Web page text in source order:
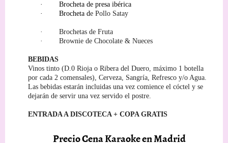
·
Brocheta de presa ibérica
·
Brocheta de Pollo Satay
·
Brochetas de Fruta
·
Brownie de Chocolate & Nueces
BEBIDAS
Vinos tinto (D.0 Rioja o Ribera del Duero, máximo 1 botella
por cada 2 comensales), Cerveza, Sangría, Refresco y/o Agua.
Las bebidas estarán incluidas una vez comience el cóctel y se
dejarán de servir una vez servido el postre.
ENTRADA A DISCOTECA + COPA GRATIS
Precio Cena Karaoke en Madrid